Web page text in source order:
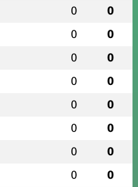
0 0
0 0
0 0
0 0
0 0
0 0
0 0
0 0